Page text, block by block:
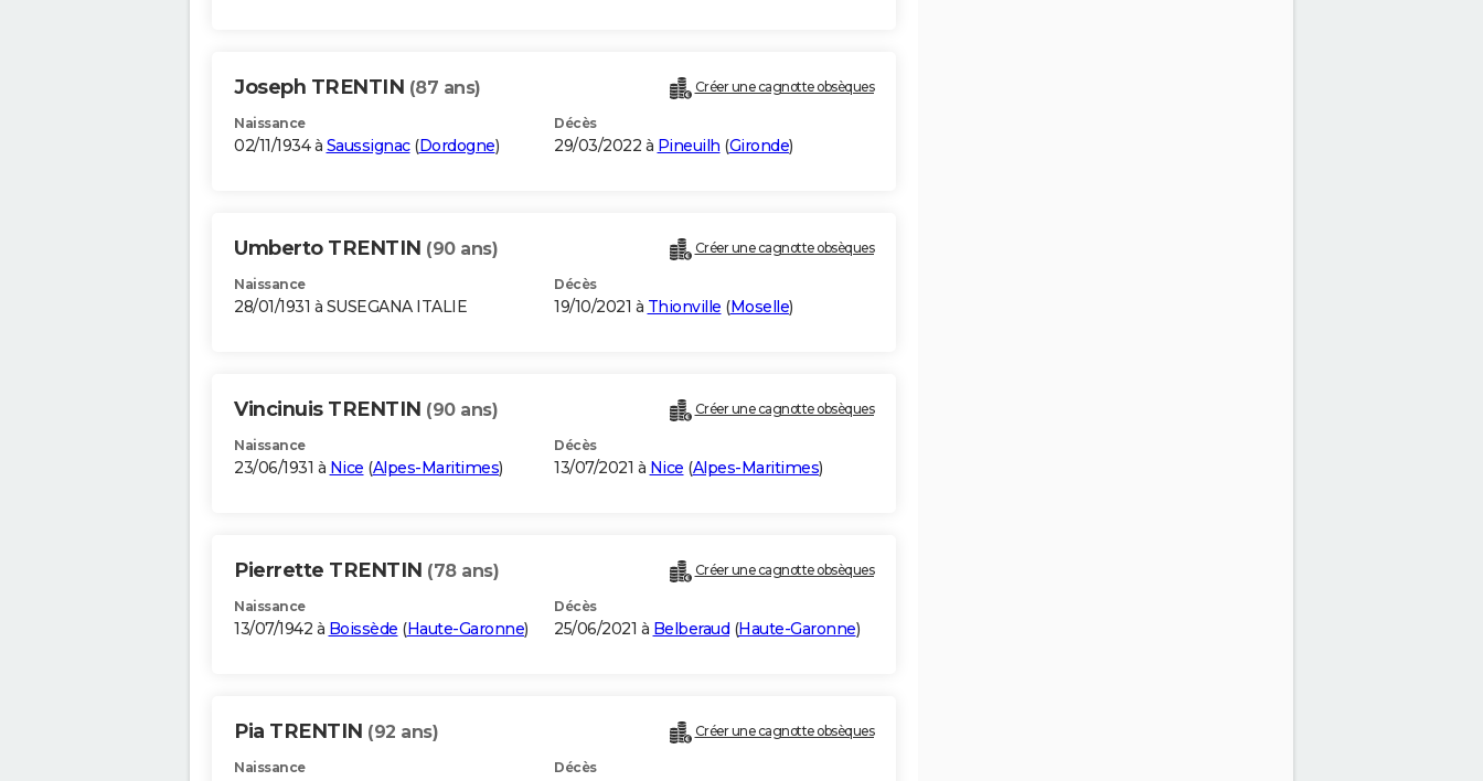
Joseph TRENTIN (87 ans) Créer une cagnotte obsèques
Naissance
02/11/1934 à Saussignac(Dordogne)
Décès
29/03/2022 à Pineuilh (Gironde)
Umberto TRENTIN (90 ans) Créer une cagnotte obsèques
Naissance
28/01/1931 à SUSEGANA ITALIE
Décès
19/10/2021 à Thionville (Moselle)
Vincinuis TRENTIN (90 ans) Créer une cagnotte obsèques
Naissance
23/06/1931 à Nice (Alpes-Maritimes)
Décès
13/07/2021 à Nice (Alpes-Maritimes)
Pierrette TRENTIN (78 ans) Créer une cagnotte obsèques
Naissance
13/07/1942 à Boissède (Haute-Garonne)
Décès
25/06/2021 à Belberaud (Haute-Garonne)
Pia TRENTIN (92 ans) Créer une cagnotte obsèques
Naissance Décès